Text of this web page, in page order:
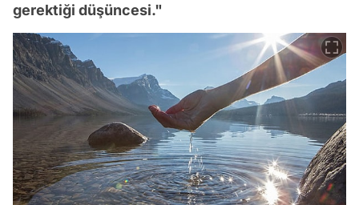
gerektiği düşüncesi."